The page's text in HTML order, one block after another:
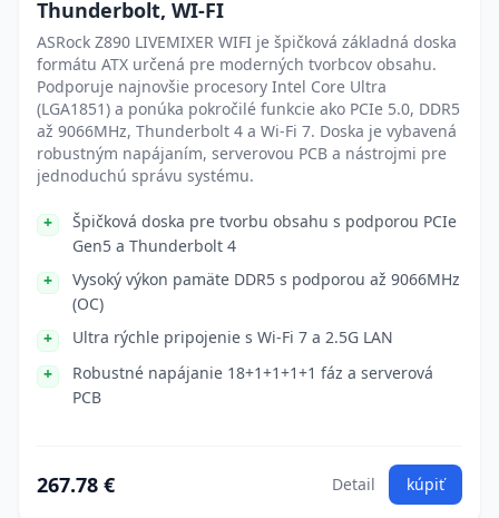
Thunderbolt, WI-FI
ASRock Z890 LIVEMIXER WIFI je špičková základná doska
formátu ATX určená pre moderných tvorbcov obsahu.
Podporuje najnovšie procesory Intel Core Ultra
(LGA1851) a ponúka pokročilé funkcie ako PCIe 5.0, DDR5
až 9066MHz, Thunderbolt 4 a Wi-Fi 7. Doska je vybavená
robustným napájaním, serverovou PCB a nástrojmi pre
jednoduchú správu systému.
Špičková doska pre tvorbu obsahu s podporou PCIe
Gen5 a Thunderbolt 4
Vysoký výkon pamäte DDR5 s podporou až 9066MHz
(OC)
Ultra rýchle pripojenie s Wi-Fi 7 a 2.5G LAN
Robustné napájanie 18+1+1+1+1 fáz a serverová
PCB
267.78 € Detail kúpiť